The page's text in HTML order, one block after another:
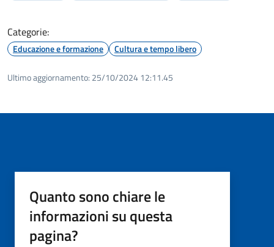
Categorie:
Educazione e formazione Cultura e tempo libero
Ultimo aggiornamento: 25/10/2024 12:11.45
Quanto sono chiare le
informazioni su questa
pagina?